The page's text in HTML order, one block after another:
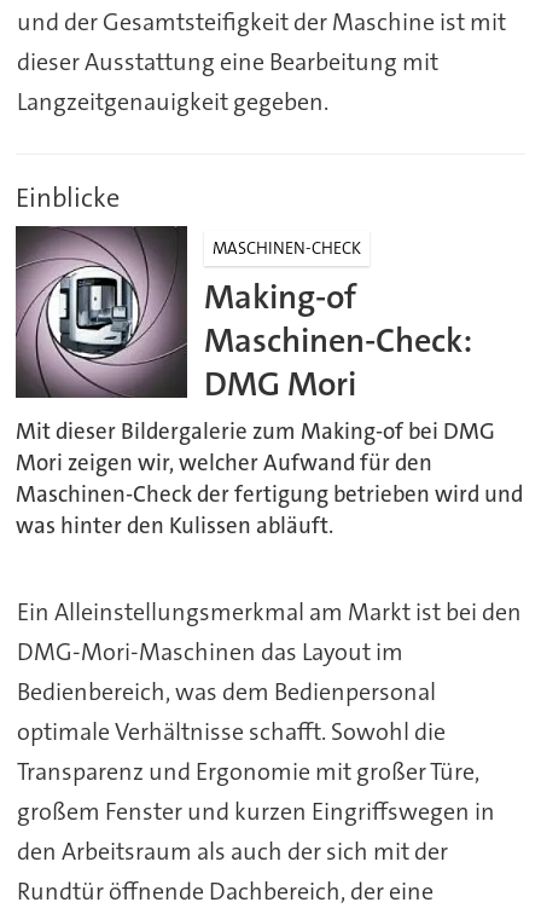
und der Gesamtsteifigkeit der Maschine ist mit
dieser Ausstattung eine Bearbeitung mit
Langzeitgenauigkeit gegeben.
Einblicke
MASCHINEN-CHECK
Making-of
Maschinen-Check:
DMG Mori
Mit dieser Bildergalerie zum Making-of bei DMG
Mori zeigen wir, welcher Aufwand für den
Maschinen-Check der fertigung betrieben wird und
was hinter den Kulissen abläuft.
Ein Alleinstellungsmerkmal am Markt ist bei den
DMG-Mori-Maschinen das Layout im
Bedienbereich, was dem Bedienpersonal
optimale Verhältnisse schafft. Sowohl die
Transparenz und Ergonomie mit großer Türe,
großem Fenster und kurzen Eingriffswegen in
den Arbeitsraum als auch der sich mit der
Rundtür öffnende Dachbereich, der eine